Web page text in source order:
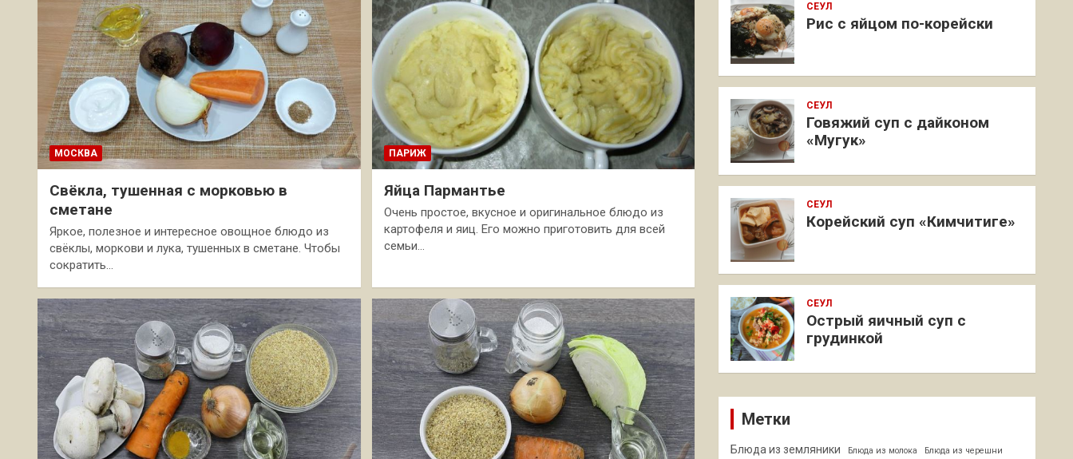
МОСКВА
Свёкла, тушенная с морковью в
сметане
Яркое, полезное и интересное овощное блюдо из
свёклы, моркови и лука, тушенных в сметане. Чтобы
сократить…
ПАРИЖ
Яйца Пармантье
Очень простое, вкусное и оригинальное блюдо из
картофеля и яиц. Его можно приготовить для всей
семьи…
СЕУЛ
Рис с яйцом по-корейски
СЕУЛ
Говяжий суп с дайконом
«Мугук»
СЕУЛ
Корейский суп «Кимчитиге»
СЕУЛ
Острый яичный суп с
грудинкой
Метки
Блюда из земляники Блюда из молока Блюда из черешни